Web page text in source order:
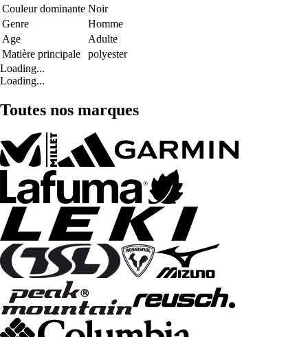
Couleur dominante Noir
Genre
Homme
Age
Adulte
Matière principale
polyester
Loading...
Loading...
Toutes nos marques